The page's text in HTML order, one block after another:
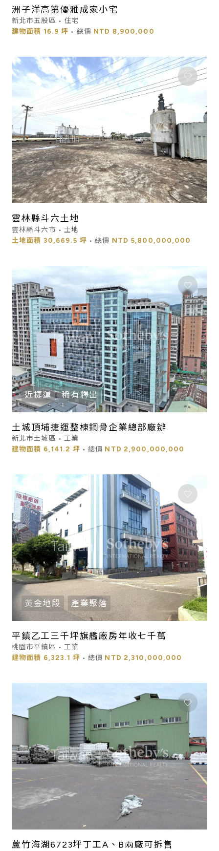
洲子洋高第優雅成家小宅
新北市五股區 • 住宅
建物面積 16.9 坪 • 總價 NTD 8,900,000
雲林縣斗六土地
雲林縣斗六市 • 土地
土地面積 30,669.5 坪 • 總價 NTD 5,800,000,000
近捷運 稀有釋出
土城頂埔捷運整棟鋼骨企業總部廠辦
新北市土城區 • 工業
建物面積 6,141.2 坪 • 總價 NTD 2,900,000,000
黃金地段 產業聚落
平鎮乙工三千坪旗艦廠房年收七千萬
桃園市平鎮區 • 工業
建物面積 6,323.1 坪 • 總價 NTD 2,310,000,000
蘆竹海湖6723坪丁工A、B兩廠可拆售